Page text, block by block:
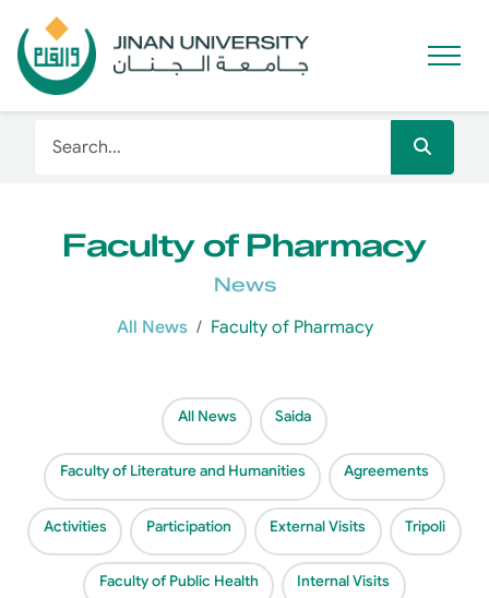
Faculty of Pharmacy
News
All News Faculty of Pharmacy
All News Saida
Faculty of Literature and Humanities Agreements
Activities Participation External Visits Tripoli
Faculty of Public Health Internal Visits